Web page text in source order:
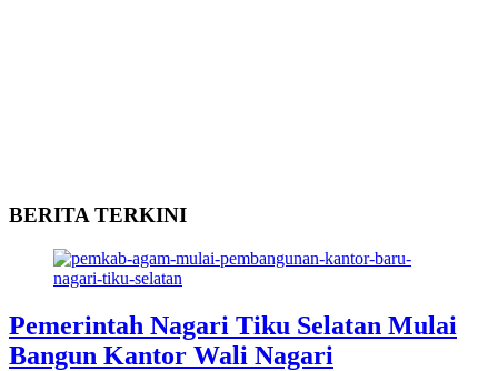
BERITA TERKINI
Pemerintah Nagari Tiku Selatan Mulai
Bangun Kantor Wali Nagari